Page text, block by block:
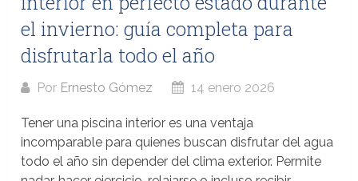
el invierno: guía completa para
disfrutarla todo el año
Por Ernesto Gómez 14 enero 2026
Tener una piscina interior es una ventaja
incomparable para quienes buscan disfrutar del agua
todo el año sin depender del clima exterior. Permite